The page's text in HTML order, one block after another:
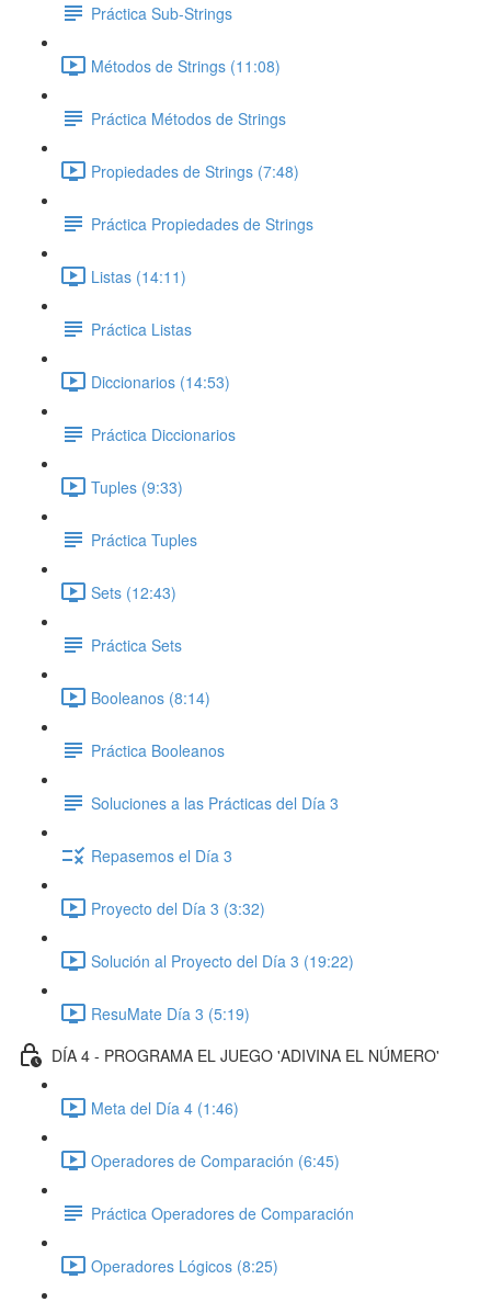
Práctica Sub-Strings
Métodos de Strings (11:08)
Práctica Métodos de Strings
Propiedades de Strings (7:48)
Práctica Propiedades de Strings
Listas (14:11)
Práctica Listas
Diccionarios (14:53)
Práctica Diccionarios
Tuples (9:33)
Práctica Tuples
Sets (12:43)
Práctica Sets
Booleanos (8:14)
Práctica Booleanos
Soluciones a las Prácticas del Día 3
Repasemos el Día 3
Proyecto del Día 3 (3:32)
Solución al Proyecto del Día 3 (19:22)
ResuMate Día 3 (5:19)
DÍA 4 - PROGRAMA EL JUEGO 'ADIVINA EL NÚMERO'
Meta del Día 4 (1:46)
Operadores de Comparación (6:45)
Práctica Operadores de Comparación
Operadores Lógicos (8:25)